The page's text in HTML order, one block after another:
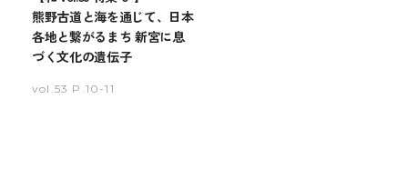
熊野古道と海を通じて、日本
各地と繋がるまち 新宮に息
づく文化の遺伝子
vol.53 P.10-11